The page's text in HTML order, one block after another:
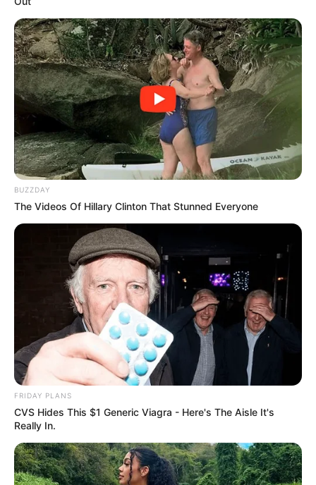
BUZZDAY
The Videos Of Hillary Clinton That Stunned Everyone
FRIDAY PLANS
CVS Hides This $1 Generic Viagra - Here's The Aisle It's
Really In.